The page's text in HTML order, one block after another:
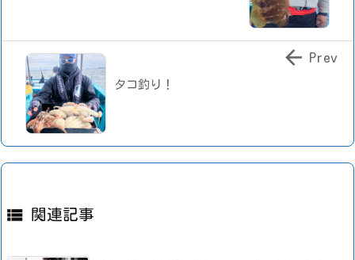
タコ釣り！
 Prev
 関連記事